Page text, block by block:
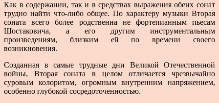
Как в содержании, так и в средствах выражения обеих сонат
трудно найти что-либо общее. По характеру музыки Вторая
соната всего более родственна не фор­тепианным пьесам
Шостаковича, а его другим инстру­ментальным
произведениям, близким ей по времени своего
возникновения.
Созданная в самые трудные дни Великой Отечест­венной
войны, Вторая соната в целом отличается чрез­вычайно
суровым колоритом, огромным внутренним напряжением,
особенно глубокой сосредоточенностью.